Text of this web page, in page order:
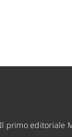
Il primo editoriale